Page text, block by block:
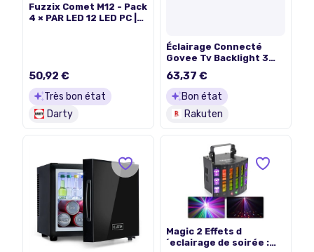
Fuzzix Comet M12 - Pack
4 × PAR LED 12 LED PC |
50,92 €
Très bon état
Darty
Éclairage Connecté
Govee Tv Backlight 3
63,37 €
Bon état
Rakuten
Magic 2 Effets d
´eclairage de soirée :